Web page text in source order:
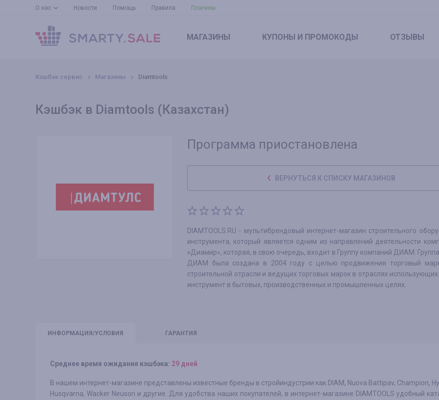
О нас Новости Помощь Правила Плагины
МАГАЗИНЫ КУПОНЫ И ПРОМОКОДЫ ОТЗЫВЫ
Кэшбэк сервис Магазины Diamtools
Кэшбэк в Diamtools (Казахстан)
Программа приостановлена
ВЕРНУТЬСЯ К СПИСКУ МАГАЗИНОВ
DIAMTOOLS.RU - мультибрендовый интернет-магазин строительного
инструмента, который является одним из направлений деятельности
«Диамир», которая, в свою очередь, входит в Группу компаний ДИАМ.
ДИАМ была создана в 2004 году с целью продвижения торговый
строительной отрасли и ведущих торговых марок в отраслях
инструмент в бытовых, производственных и промышленных целях.
ИНФО РМАЦИЯ/УСЛОВИЯ ГАРАНТИЯ
Среднее время ожидания кэшбэка: 29 дней
В нашем интернет-магазине представлены известные бренды в стройиндустрии как DIAM, Nuova Battipav, Champion,
Husqvarna, Wacker Neuson и другие. Для удобства наших покупателей, в интернет-магазине DIAMTOOLS удобный